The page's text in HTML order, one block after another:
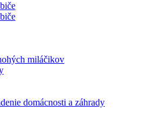
miláčikov
domácnosti a záhrady